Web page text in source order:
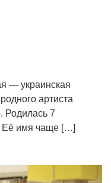
— украинская
артиста
Родилась 7
Её имя чаще […]